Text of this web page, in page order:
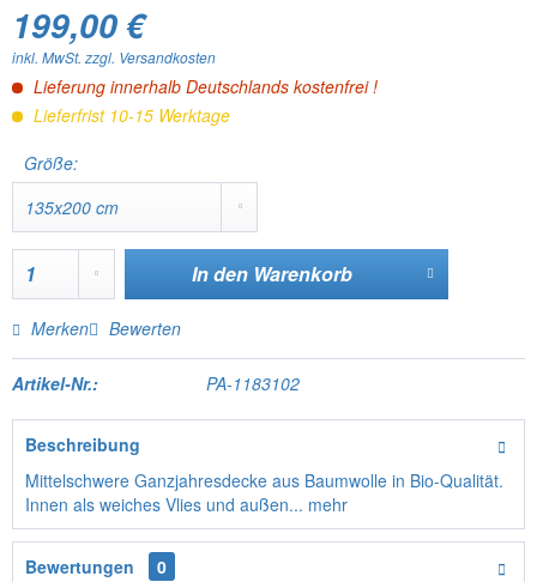
199,00 €
inkl. MwSt. zzgl. Versandkosten
Lieferung innerhalb Deutschlands kostenfrei !
Lieferfrist 10-15 Werktage
Größe:
In den Warenkorb
Merken Bewerten
Artikel-Nr.: PA-1183102
Beschreibung
Mittelschwere Ganzjahresdecke aus Baumwolle in Bio-Qualität.
Innen als weiches Vlies und außen... mehr
Bewertungen
0